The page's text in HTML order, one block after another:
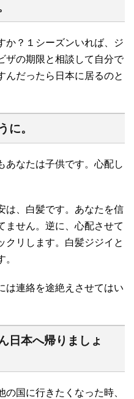
か？１シーズンいれば、ジ
ザの期限と相談して自分で
んだったら日本に居るのと
に。
あなたは子供です。心配し
は、白髪です。あなたを信
ません。逆に、心配させて
クリします。白髪ジジイと
は連絡を途絶えさせてはい
日本へ帰りましょ
国に行きたくなった時、